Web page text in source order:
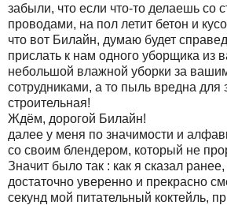
забыли, что если что-то делаешь со
проводами, на пол летит бетон и
что вот Билайн, думаю будет
прислать к нам одного уборщика из
небольшой влажной уборки за
сотрудниками, а то пыль вредна для
строительная!
Ждём, дорогой Билайн!
далее у меня по значимости и
со своим блендером, который не
Значит было так : как я сказал
достаточно уверенно и прекрасно
секунд мой питательный коктейль,